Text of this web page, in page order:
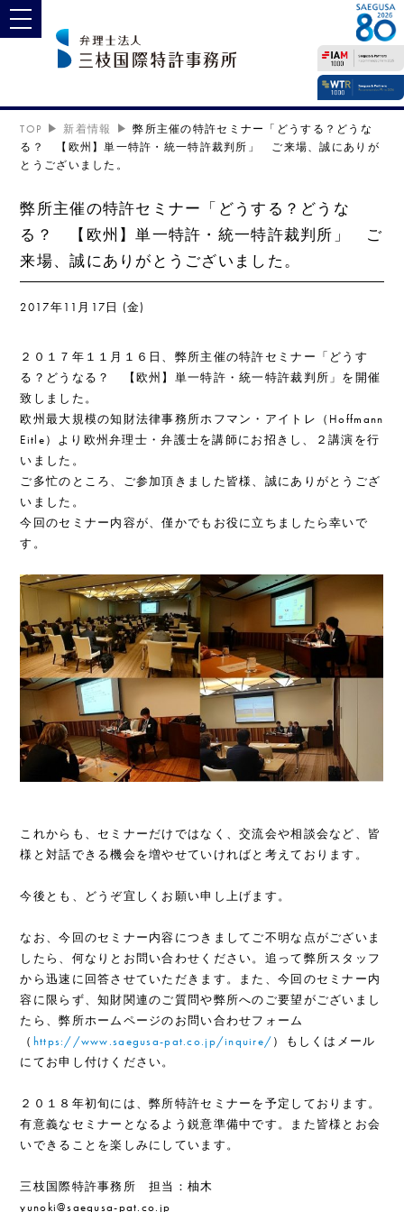
toggle navigation
TOP 新着情報
弊所主催の特許セミナー「どうする？どうな
る？ 【欧州】単一特許・統一特許裁判所」 ご来場、誠にありが
とうございました。
弊所主催の特許セミナー「どうする？どうな
る？ 【欧州】単一特許・統一特許裁判所」 ご
来場、誠にありがとうございました。
2017年11月17日 (金)
２０１７年１１月１６日、弊所主催の特許セミナー「どうす
る？どうなる？ 【欧州】単一特許・統一特許裁判所」を開催
致しました。
欧州最大規模の知財法律事務所ホフマン・アイトレ（Hoffmann
Eitle）より欧州弁理士・弁護士を講師にお招きし、２講演を行
いました。
ご多忙のところ、ご参加頂きました皆様、誠にありがとうござ
いました。
今回のセミナー内容が、僅かでもお役に立ちましたら幸いで
す。
これからも、セミナーだけではなく、交流会や相談会など、皆
様と対話できる機会を増やせていければと考えております。
今後とも、どうぞ宜しくお願い申し上げます。
なお、今回のセミナー内容につきましてご不明な点がございま
したら、何なりとお問い合わせください。追って弊所スタッフ
から迅速に回答させていただきます。また、今回のセミナー内
容に限らず、知財関連のご質問や弊所へのご要望がございまし
たら、弊所ホームページのお問い合わせフォーム
（ https://www.saegusa-pat.co.jp/inquire/）もしくはメール
にてお申し付けください。
２０１８年初旬には、弊所特許セミナーを予定しております。
有意義なセミナーとなるよう鋭意準備中です。また皆様とお会
いできることを楽しみにしています。
三枝国際特許事務所 担当：柚木
yunoki@saegusa-pat.co.jp